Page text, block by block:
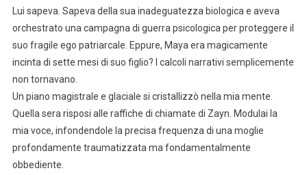
Lui sapeva. Sapeva della sua inadeguatezza biologica e aveva
orchestrato una campagna di guerra psicologica per proteggere il
suo fragile ego patriarcale. Eppure, Maya era magicamente
incinta di sette mesi di suo figlio? I calcoli narrativi semplicemente
non tornavano.
Un piano magistrale e glaciale si cristallizzò nella mia mente.
Quella sera risposi alle raffiche di chiamate di Zayn. Modulai la
mia voce, infondendole la precisa frequenza di una moglie
profondamente traumatizzata ma fondamentalmente
obbediente.